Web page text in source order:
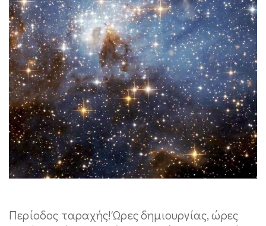
Περίοδος ταραχής! Ώρες δημιουργίας, ώρες